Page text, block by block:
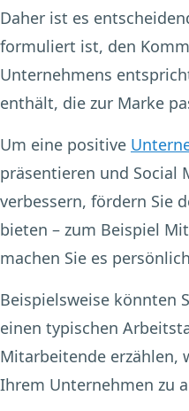
Daher ist es
formuliert ist, den
Unternehmens
enthält, die zur Marke
Um eine positive
präsentieren und Social
verbessern, fördern Sie
bieten – zum Beispiel
machen Sie es
Beispielsweise könnten
einen typischen
Mitarbeitende erzählen,
Ihrem Unternehmen zu